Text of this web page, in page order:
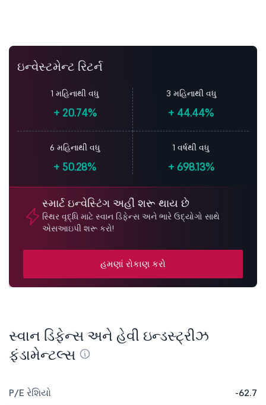
ઇન્વેસ્ટમેન્ટ રિટર્ન
1 મહિનાથી વધુ
+20.74%
3 મહિનાથી વધુ
+ 44.44%
6 મહિનાથી વધુ
+ 50.28%
1 વર્ષથી વધુ
+698.13%
સ્માર્ટ ઇન્વેસ્ટિંગ અહીં શરૂ થાય છે
સ્થિર વૃદ્ધિ માટે સ્વાન ડિફેન્સ અને ભારે ઉદ્યોગો સાથે
એસઆઇપી શરૂ કરો!
હમણાં રોકાણ કરો
સ્વાન ડિફેન્સ અને હેવી ઇન્ડસ્ટ્રીઝ
ફંડામેન્ટલ્સ
P/E રેશિયો -62.7